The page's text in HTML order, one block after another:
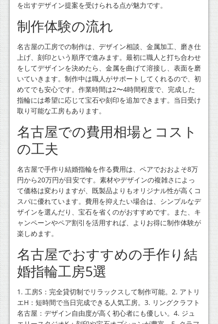
を出すデザイン提案を受けられる点が魅力です。
制作体験の流れ
名古屋の工房での制作は、デザイン相談、金属加工、磨き仕
上げ、刻印という順序で進みます。最初に職人と打ち合わせ
をしてデザインを決めたら、金属を曲げて溶接し、表面を磨
いていきます。制作中は職人がサポートしてくれるので、初
めてでも安心です。作業時間は2〜4時間程度で、完成した
指輪には希望に応じて宝石や刻印を追加できます。当日受け
取り可能な工房もあります。
名古屋での費用相場とコスト
の工夫
名古屋で手作り結婚指輪を作る費用は、ペアでおおよそ8万
円から20万円が目安です。素材やデザインの複雑さによっ
て価格は変わりますが、既製品よりもオリジナル性が高くコ
スパに優れています。費用を抑えたい場合は、シンプルなデ
ザインを選んだり、宝石を省くのがおすすめです。また、キ
ャンペーンやペア割引を活用すれば、よりお得に制作体験が
楽しめます。
名古屋でおすすめの手作り結
婚指輪工房5選
1. 工房S：完全貸切制でリラックスして制作可能。2. アトリ
エH：短時間で当日完成できる人気工房。3. リングクラフト
名古屋：デザイン自由度が高く初心者にも優しい。4. ジュ